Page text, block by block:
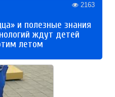
2163
и полезные знания
ждут детей
летом